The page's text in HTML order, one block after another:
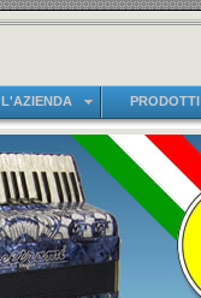
L'AZIENDA PRODOTTI